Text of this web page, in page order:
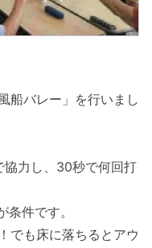
船バレー」を行いまし
協力し、30秒で何回打
条件です。
でも床に落ちるとアウ